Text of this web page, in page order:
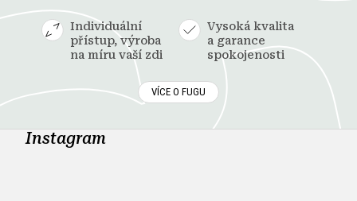
Individuální
přístup, výroba
na míru vaší zdi
Vysoká kvalita
a garance
spokojenosti
VÍCE O FUGU
Instagram